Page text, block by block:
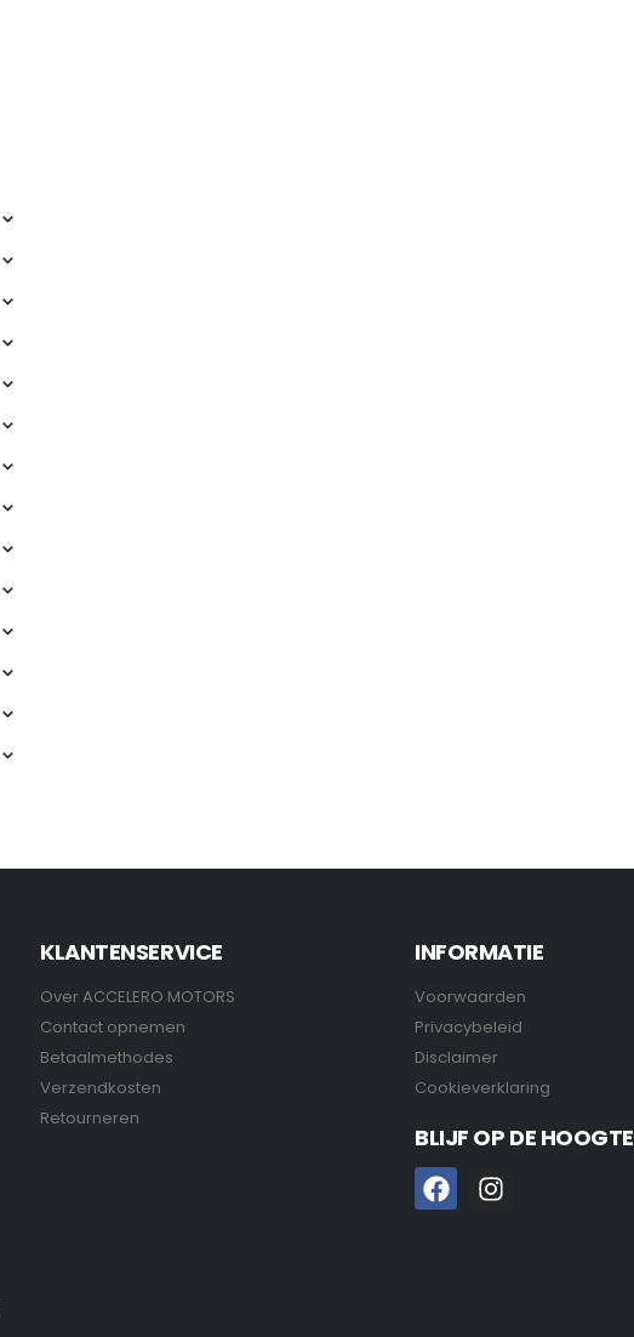
KLANTENSERVICE
Over ACCELERO MOTORS
Contact opnemen
Betaalmethodes
Verzendkosten
Retourneren
INFORMATIE
Voorwaarden
Privacybeleid
Disclaimer
Cookieverklaring
BLIJF OP DE HOOGTE